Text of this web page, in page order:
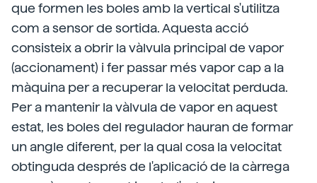
que formen les boles amb la vertical s'utilitza
com a sensor de sortida. Aquesta acció
consisteix a obrir la vàlvula principal de vapor
(accionament) i fer passar més vapor cap a la
màquina per a recuperar la velocitat perduda.
Per a mantenir la vàlvula de vapor en aquest
estat, les boles del regulador hauran de formar
un angle diferent, per la qual cosa la velocitat
obtinguda després de l'aplicació de la càrrega